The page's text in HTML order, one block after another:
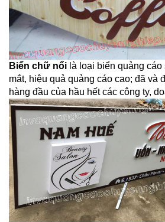
Biển chữ nổi là loại biển quảng
mắt, hiệu quả quảng cáo cao; đã và
hàng đầu của hầu hết các công ty,